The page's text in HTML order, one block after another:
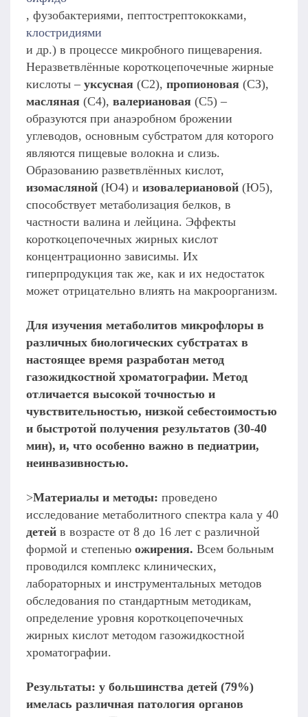
, фузобактериями, пептострептококками,
клостридиями
и др.) в процессе микробного пищеварения.
Неразветвлённые короткоцепочечные жирные
кислоты –уксусная (С2),пропионовая (СЗ),
масляная (С4),валериановая (С5) –
образуются при анаэробном брожении
углеводов, основным субстратом для которого
являются пищевые волокна и слизь.
Образованию разветвлённых кислот,
изомасляной (Ю4) иизовалериановой (Ю5),
способствует метаболизация белков, в
частности валина и лейцина. Эффекты
короткоцепочечных жирных кислот
концентрационно зависимы. Их
гиперпродукция так же, как и их недостаток
может отрицательно влиять на макроорганизм.
Для изучения метаболитов микрофлоры в
различных биологических субстратах в
настоящее время разработан метод
газожидкостной хроматографии. Метод
отличается высокой точностью и
чувствительностью, низкой себестоимостью
и быстротой получения результатов (30-40
мин), и, что особенно важно в педиатрии,
неинвазивностью.
>Материалы и методы:проведено
исследование метаболитного спектра кала у 40
детей в возрасте от 8 до 16 лет с различной
формой и степеньюожирения. Всем больным
проводился комплекс клинических,
лабораторных и инструментальных методов
обследования по стандартным методикам,
определение уровня короткоцепочечных
жирных кислот методом газожидкостной
хроматографии.
Результаты: у большинства детей (79%)
имелась различная патология органов